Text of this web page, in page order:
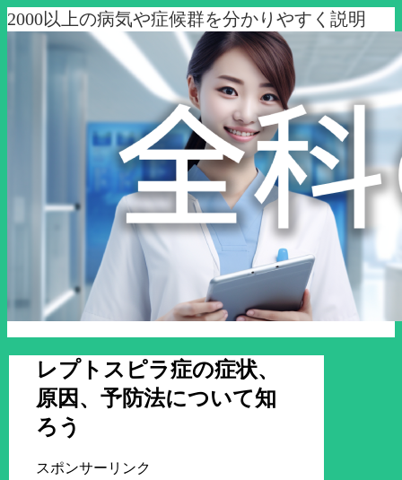
2000以上の病気や症候群を分かりやすく説明
レプトスピラ症の症状、
原因、予防法について知
ろう
スポンサーリンク